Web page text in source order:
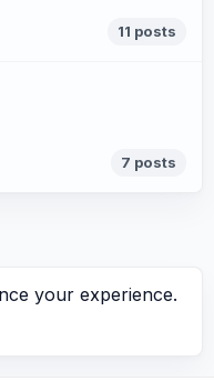
11 posts
7 posts
your experience.